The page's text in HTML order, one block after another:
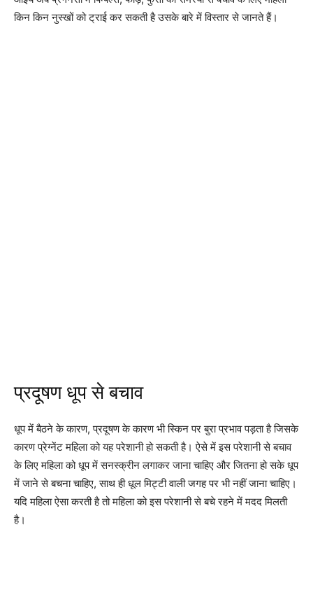
किन किन नुस्खों को ट्राई कर सकती है उसके बारे में विस्तार से जानते हैं।
प्रदूषण धूप से बचाव
धूप में बैठने के कारण, प्रदूषण के कारण भी स्किन पर बुरा प्रभाव पड़ता है जिसके
कारण प्रेग्नेंट महिला को यह परेशानी हो सकती है। ऐसे में इस परेशानी से बचाव
के लिए महिला को धूप में सनस्क्रीन लगाकर जाना चाहिए और जितना हो सके धूप
में जाने से बचना चाहिए, साथ ही धूल मिट्टी वाली जगह पर भी नहीं जाना चाहिए।
यदि महिला ऐसा करती है तो महिला को इस परेशानी से बचे रहने में मदद मिलती
है।